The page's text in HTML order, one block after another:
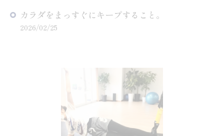
カラダをまっすぐにキープすること。
2026/02/25